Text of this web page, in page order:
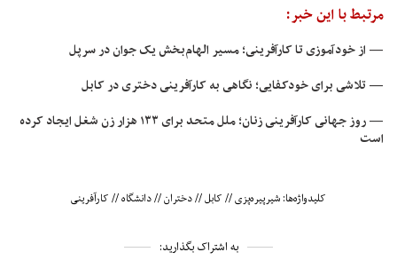
مرتبط با این خبر:
— از خودآموزی تا کارآفرینی؛ مسیر الهام‌بخش یک جوان در سرپل
— تلاشی برای خودکفایی؛ نگاهی به کارآفرینی دختری در کابل
— روز جهانی کارآفرینی زنان؛ ملل متحد برای ۱۳۳ هزار زن شغل ایجاد کرده
است
کلیدواژه‌ها:شیرپیره‌پزی//کابل//دختران//دانشگاه//کارآفرینی
به اشتراک بگذارید: